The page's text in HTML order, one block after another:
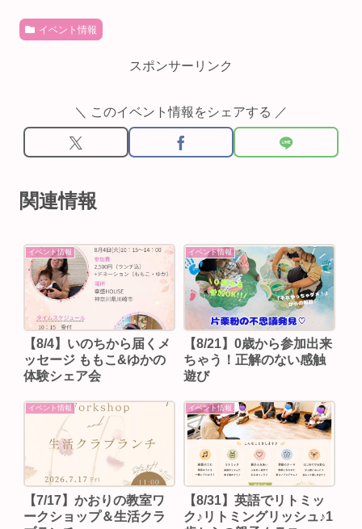
イベント情報
スポンサーリンク
＼ このイベント情報をシェアする ／
関連情報
イベント情報
【8/4】いのちから届くメ
ッセージ ももこ&ゆかの
体験シェア会
イベント情報
【8/21】0歳から参加出来
ちゃう！正解のない感触
遊び
イベント情報
【7/17】かおりの教室ワ
ークショップ＆生活クラ
イベント情報
【8/31】英語でリトミッ
ク♪リトミングリッシュ♪1